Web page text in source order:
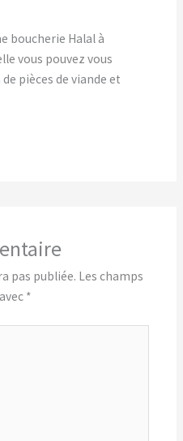
boucherie Halal à
vous pouvez vous
pièces de viande et
pas publiée. Les champs
*